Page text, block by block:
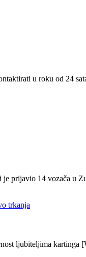
u roku od 24
14 vozača u
ljubiteljima